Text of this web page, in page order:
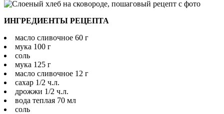
ИНГРЕДИЕНТЫ РЕЦЕПТА
масло сливочное 60 г
мука 100 г
соль
мука 125 г
масло сливочное 12 г
сахар 1/2 ч.л.
дрожжи 1/2 ч.л.
вода теплая 70 мл
соль